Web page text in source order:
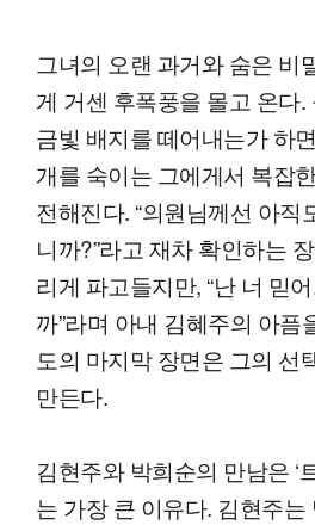
그녀의 오랜 과거와 숨은 비
게 거센 후폭풍을 몰고 온다.
금빛 배지를 떼어내는가 하
개를 숙이는 그에게서 복잡
전해진다. “의원님께선 아직
니까?”라고 재차 확인하는
리게 파고들지만, “난 너 믿
까”라며 아내 김혜주의 아픔
도의 마지막 장면은 그의 선
만든다.
김현주와 박희순의 만남은 ‘
는 가장 큰 이유다. 김현주는